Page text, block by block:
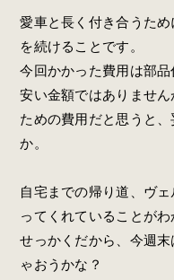
愛車と長く付き合うた
を続けることです。
今回かかった費用は部
安い金額ではありませ
ための費用だと思うと
か。
自宅までの帰り道、ヴ
ってくれていることが
せっかくだから、今週
ゃおうかな？